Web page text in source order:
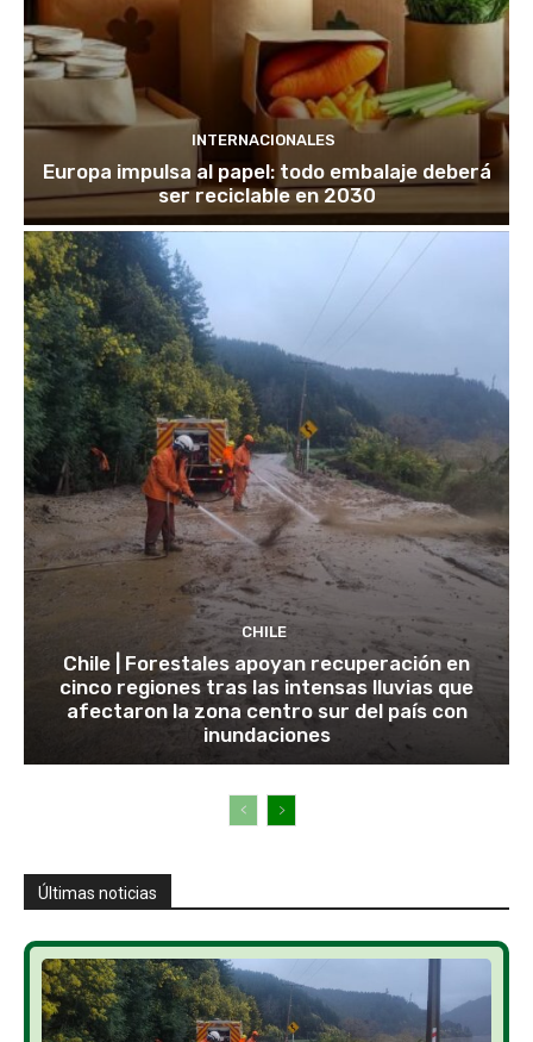
INTERNACIONALES
Europa impulsa al papel: todo embalaje deberá
ser reciclable en 2030
CHILE
Chile | Forestales apoyan recuperación en
cinco regiones tras las intensas lluvias que
afectaron la zona centro sur del país con
inundaciones
Últimas noticias